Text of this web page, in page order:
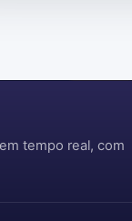
tempo real, com